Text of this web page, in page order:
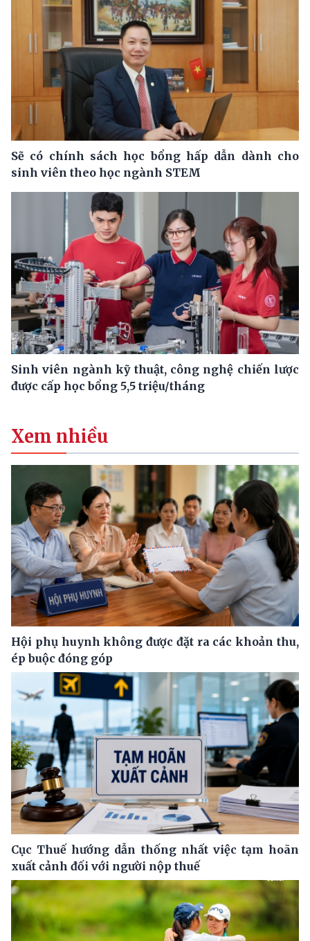
Sẽ có chính sách học bổng hấp dẫn dành cho
sinh viên theo học ngành STEM
Sinh viên ngành kỹ thuật, công nghệ chiến lược
được cấp học bổng 5,5 triệu/tháng
Xem nhiều
Hội phụ huynh không được đặt ra các khoản thu,
ép buộc đóng góp
Cục Thuế hướng dẫn thống nhất việc tạm hoãn
xuất cảnh đối với người nộp thuế